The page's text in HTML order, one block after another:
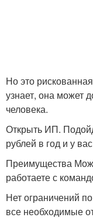
Но это
узнает, она может
человека.
Открыть ИП.
рублей в год и у
Преимущества
работаете с
Нет ограничений
все необходимые